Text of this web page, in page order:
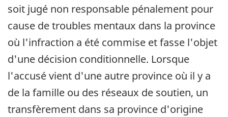
soit jugé non responsable pénalement pour
cause de troubles mentaux dans la province
où l'infraction a été commise et fasse l'objet
d'une décision conditionnelle. Lorsque
l'accusé vient d'une autre province où il y a
de la famille ou des réseaux de soutien, un
transfèrement dans sa province d'origine